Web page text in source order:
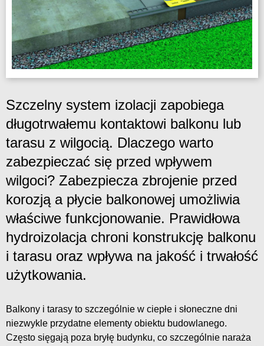
Szczelny system izolacji zapobiega
długotrwałemu kontaktowi balkonu lub
tarasu z wilgocią. Dlaczego warto
zabezpieczać się przed wpływem
wilgoci? Zabezpiecza zbrojenie przed
korozją a płycie balkonowej umożliwia
właściwe funkcjonowanie. Prawidłowa
hydroizolacja chroni konstrukcję balkonu
i tarasu oraz wpływa na jakość i trwałość
użytkowania.
Balkony i tarasy to szczególnie w ciepłe i słoneczne dni
niezwykle przydatne elementy obiektu budowlanego.
Często sięgają poza bryłę budynku, co szczególnie naraża